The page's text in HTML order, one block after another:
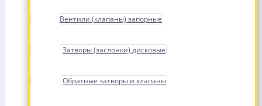
Вентили (клапаны) запорные
Затворы (заслонки) дисковые
Обратные затворы и клапаны